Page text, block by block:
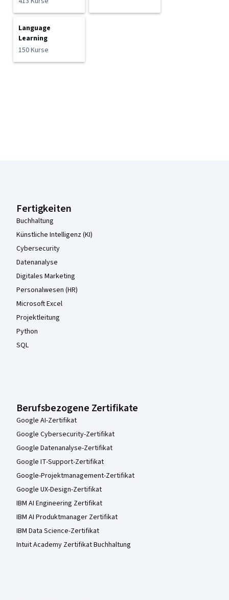
Language
Learning
150 Kurse
Fertigkeiten
Buchhaltung
Künstliche Intelligenz (KI)
Cybersecurity
Datenanalyse
Digitales Marketing
Personalwesen (HR)
Microsoft Excel
Projektleitung
Python
SQL
Berufsbezogene Zertifikate
Google AI-Zertifikat
Google Cybersecurity-Zertifikat
Google Datenanalyse-Zertifikat
Google IT-Support-Zertifikat
Google-Projektmanagement-Zertifikat
Google UX-Design-Zertifikat
IBM AI Engineering Zertifikat
IBM AI Produktmanager Zertifikat
IBM Data Science-Zertifikat
Intuit Academy Zertifikat Buchhaltung